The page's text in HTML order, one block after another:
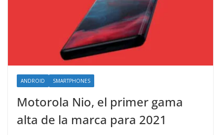
ANDROID SMARTPHONES
Motorola Nio, el primer gama
alta de la marca para 2021